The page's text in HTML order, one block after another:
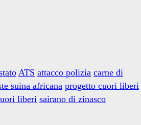
ATS attacco polizia carne di
suina africana progetto cuori liberi
liberi sairano di zinasco